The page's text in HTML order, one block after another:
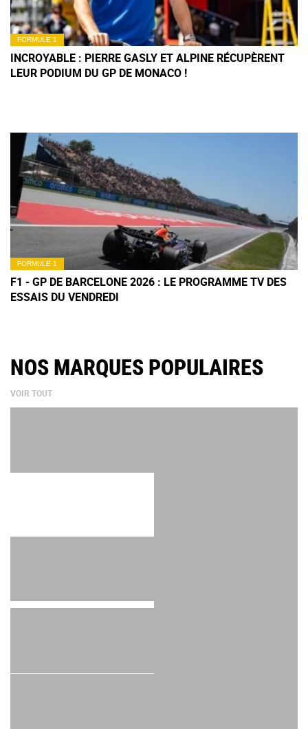
FORMULE 1
INCROYABLE : PIERRE GASLY ET ALPINE RÉCUPÈRENT
LEUR PODIUM DU GP DE MONACO !
FORMULE 1
F1 - GP DE BARCELONE 2026 : LE PROGRAMME TV DES
ESSAIS DU VENDREDI
NOS MARQUES POPULAIRES
VOIR TOUT